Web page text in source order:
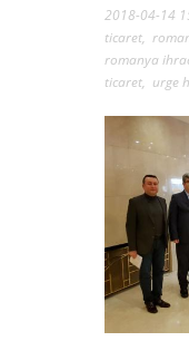
2018-04-14
ticaret,
romanya
ticaret, urge